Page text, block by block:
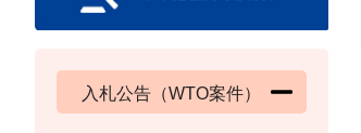
入札公告（WTO案件）